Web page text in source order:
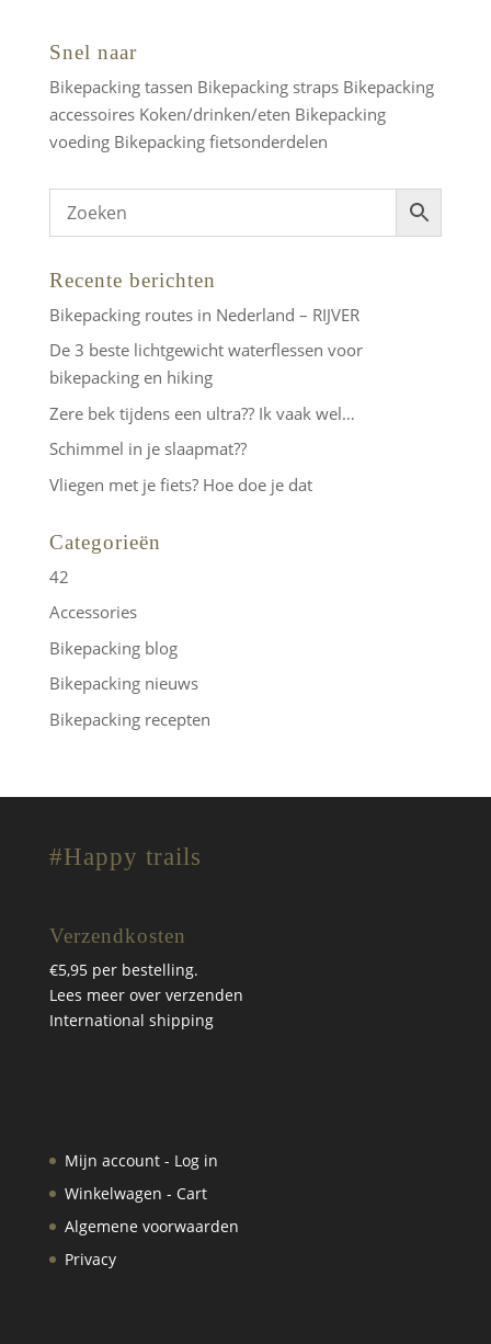
Snel naar
Bikepacking tassen Bikepacking straps Bikepacking
accessoires Koken/drinken/eten Bikepacking
voeding Bikepacking fietsonderdelen
Recente berichten
Bikepacking routes in Nederland – RIJVER
De 3 beste lichtgewicht waterflessen voor
bikepacking en hiking
Zere bek tijdens een ultra?? Ik vaak wel…
Schimmel in je slaapmat??
Vliegen met je fiets? Hoe doe je dat
Categorieën
42
Accessories
Bikepacking blog
Bikepacking nieuws
Bikepacking recepten
#Happy trails
Verzendkosten
€5,95 per bestelling.
Lees meer over verzenden
International shipping
Mijn account - Log in
Winkelwagen - Cart
Algemene voorwaarden
Privacy